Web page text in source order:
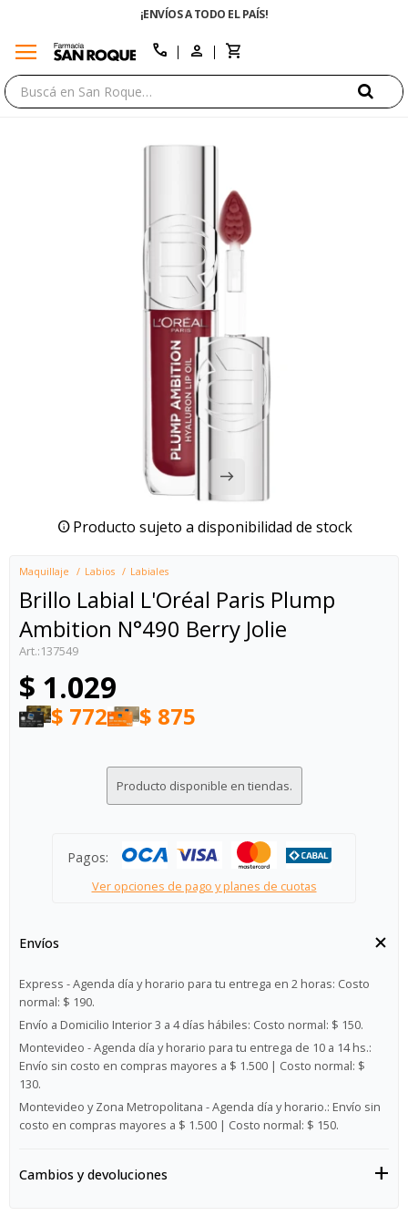
¡ENVÍOS A TODO EL PAÍS!
menu call
Producto sujeto a disponibilidad de stock
Maquillaje Labios Labiales
Brillo Labial L'Oréal Paris Plump
Ambition N°490 Berry Jolie
137549
$ 1.029
$ 772 $ 875
Producto disponible en tiendas.
Pagos:
Ver opciones de pago y planes de cuotas
Envíos
Express - Agenda día y horario para tu entrega en 2 horas: Costo
normal: $ 190.
Envío a Domicilio Interior 3 a 4 días hábiles: Costo normal: $ 150.
Montevideo - Agenda día y horario para tu entrega de 10 a 14 hs.:
Envío sin costo en compras mayores a $ 1.500 | Costo normal: $
130.
Montevideo y Zona Metropolitana - Agenda día y horario.: Envío sin
costo en compras mayores a $ 1.500 | Costo normal: $ 150.
Cambios y devoluciones
close